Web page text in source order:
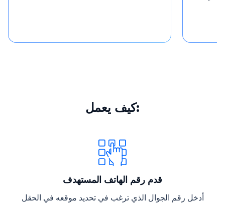
كيف يعمل:
قدم رقم الهاتف المستهدف
أدخل رقم الجوال الذي ترغب في تحديد موقعه في الحقل